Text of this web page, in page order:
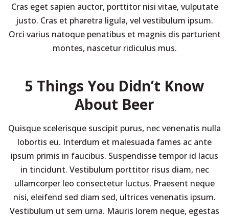
Cras eget sapien auctor, porttitor nisi vitae, vulputate
justo. Cras et pharetra ligula, vel vestibulum ipsum.
Orci varius natoque penatibus et magnis dis parturient
montes, nascetur ridiculus mus.
5 Things You Didn’t Know
About Beer
Quisque scelerisque suscipit purus, nec venenatis nulla
lobortis eu. Interdum et malesuada fames ac ante
ipsum primis in faucibus. Suspendisse tempor id lacus
in tincidunt. Vestibulum porttitor risus diam, nec
ullamcorper leo consectetur luctus. Praesent neque
nisi, eleifend sed diam sed, ultrices venenatis ipsum.
Vestibulum ut sem urna. Mauris lorem neque, egestas